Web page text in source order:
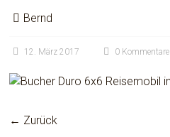
Bernd
12. März 2017 0 Kommentare
← Zurück